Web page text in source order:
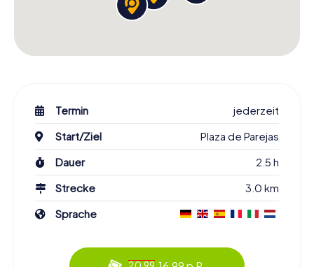
Termin
jederzeit
Start/Ziel
Plaza de Parejas
Dauer
2.5 h
Strecke
3.0 km
Sprache